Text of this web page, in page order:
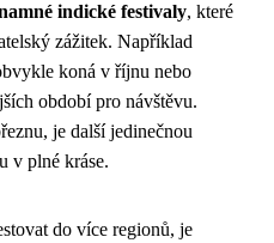
indické festivaly, které
zážitek. Například
koná v říjnu nebo
období pro návštěvu.
je další jedinečnou
v plné kráse.
do více regionů, je